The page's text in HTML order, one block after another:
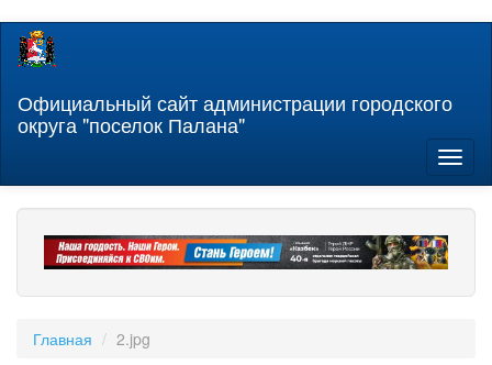
Перейти
содержанию
Официальный сайт администрации городского
округа "поселок Палана"
Главная 2.jpg